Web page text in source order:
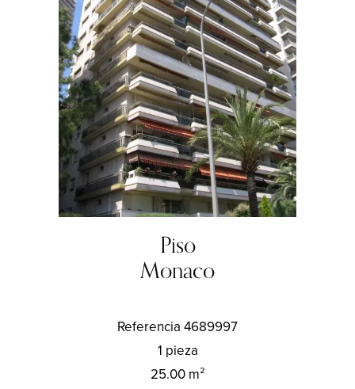
Piso
Monaco
Referencia 4689997
1 pieza
25.00m²